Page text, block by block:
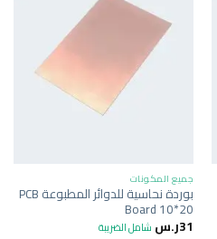
جميع المكونات
بوردة نحاسية للدوائر المطبوعة PCB
Board 10*20
31ر.س شامل الضريبة